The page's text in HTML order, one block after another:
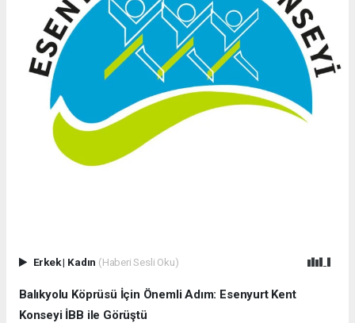
Erkek| Kadın (Haberi Sesli Oku)
Balıkyolu Köprüsü İçin Önemli Adım: Esenyurt Kent
Konseyi İBB ile Görüştü